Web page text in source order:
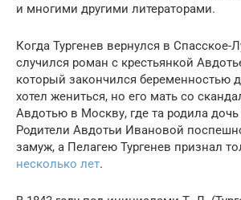
и многими другими литераторами.
Когда Тургенев вернулся в Спасское-
случился роман с крестьянкой
который закончился беременностью
хотел жениться, но его мать со
Авдотью в Москву, где та родила
Родители Авдотьи Ивановой
замуж, а Пелагею Тургенев признал
несколько лет.